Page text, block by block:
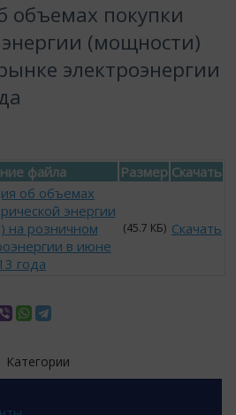
покупки
(мощности)
электроэнергии
файла Размер Скачать
об объемах
энергии
на розничном
в июне
года
(45.7 КБ) Скачать
Категории